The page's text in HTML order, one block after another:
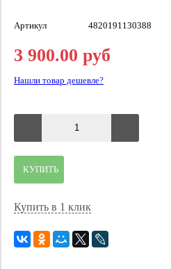
Артикул 4820191130388
3 900.00 руб
Нашли товар дешевле?
КУПИТЬ
Купить в 1 клик